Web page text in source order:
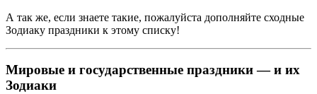
А так же, если знаете такие, пожалуйста дополняйте сходные
Зодиаку праздники к этому списку!
Мировые и государственные праздники — и их
Зодиаки